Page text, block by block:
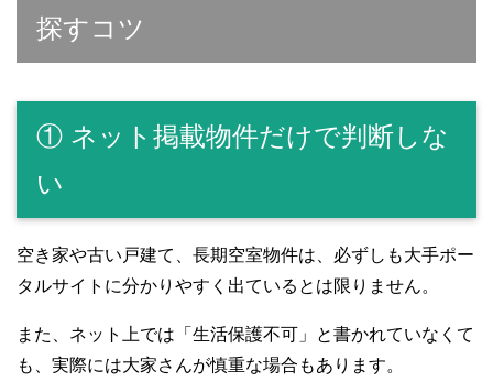
探すコツ
① ネット掲載物件だけで判断しな
い
空き家や古い戸建て、長期空室物件は、必ずしも大手ポー
タルサイトに分かりやすく出ているとは限りません。
また、ネット上では「生活保護不可」と書かれていなくて
も、実際には大家さんが慎重な場合もあります。